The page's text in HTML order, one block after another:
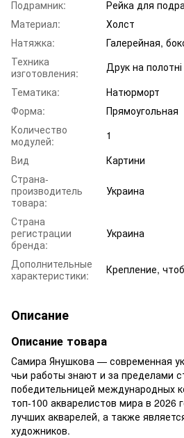
Подрамник:
Рейка для
Материал:
Холст
Натяжка:
Галерейная,
Техника
изготовления:
Друк на полотні
Тематика:
Натюрморт
Форма:
Прямоугольная
Количество
модулей:
1
Вид
Картини
Страна-
производитель
товара:
Украина
Страна
регистрации
бренда:
Украина
Дополнительные
характеристики:
Крепление,
Описание
Описание товара
Самира Янушкова — современная
чьи работы знают и за пределами
победительницей международных
топ-100 акварелистов мира в 2026
лучших акварелей, а также
художников.